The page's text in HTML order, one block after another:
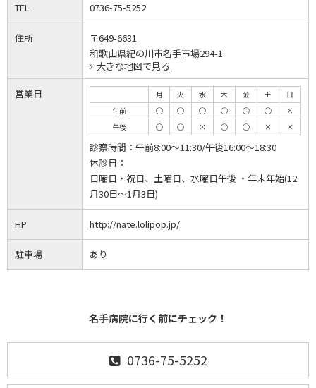
TEL 0736-75-5252
住所
〒649-6631
和歌山県紀の川市名手市場294-1
大きな地図で見る
営業日 月 火 水 木 金 土
日
午前
◯ ◯ ◯ ◯ ◯ ◯
×
午後
◯ ◯ × ◯ ◯ × ×
診察時間： 午前8:00～11:30/午後16:00～18:30
休診日：
日曜日・祝日、土曜日、水曜日午後 ・年末年始(12
月30日～1月3日)
HP http://nate.lolipop.jp/
駐車場 あり
名手病院に行く前にチェック！
0736-75-5252